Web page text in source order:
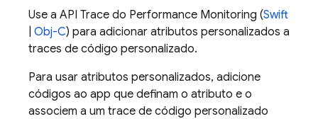
Use a API Trace do Performance Monitoring (Swift
Obj-C) para adicionar atributos personalizados a
traces de código personalizado.
Para usar atributos personalizados, adicione
códigos ao app que definam o atributo e o
associem a um trace de código personalizado